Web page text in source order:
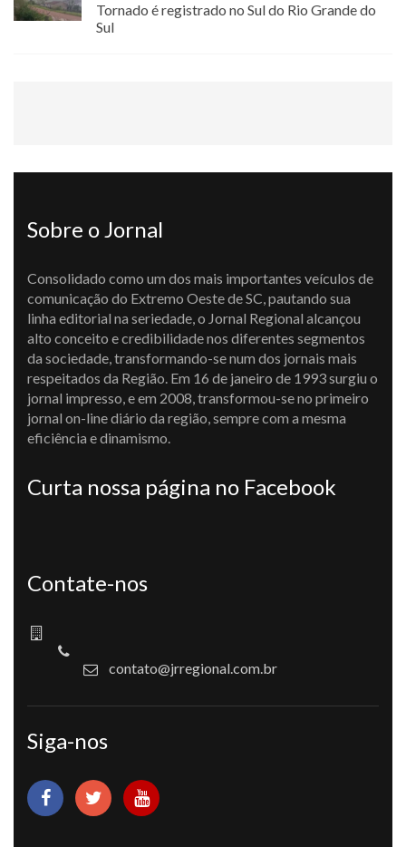
Tornado é registrado no Sul do Rio Grande do
Sul
Sobre o Jornal
Consolidado como um dos mais importantes veículos de
comunicação do Extremo Oeste de SC, pautando sua
linha editorial na seriedade, o Jornal Regional alcançou
alto conceito e credibilidade nos diferentes segmentos
da sociedade, transformando-se num dos jornais mais
respeitados da Região. Em 16 de janeiro de 1993 surgiu o
jornal impresso, e em 2008, transformou-se no primeiro
jornal on-line diário da região, sempre com a mesma
eficiência e dinamismo.
Curta nossa página no Facebook
Contate-nos
contato@jrregional.com.br
Siga-nos